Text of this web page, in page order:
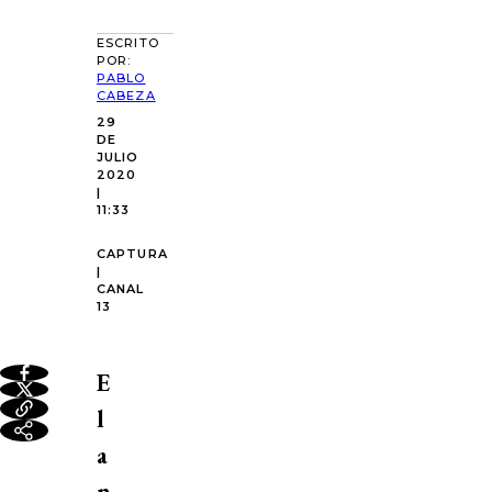
ESCRITO
POR:
PABLO
CABEZA
29
DE
JULIO
2020
|
11:33
CAPTURA
|
CANAL
13
E
l
a